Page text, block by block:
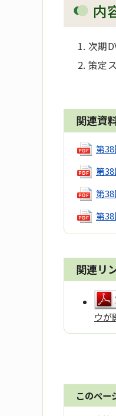
内
次期
策定
関連資
第
第
第
第
関連リ
ウが
このペー